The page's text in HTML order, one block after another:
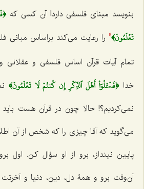
بنویسد مبنای فلسفی دارد! آن کسی که
تَعۡلَمُونَ﴾4
را رعایت‌ می‌کند براساس مبانی
تمام آیات قرآن اساس فلسفی و عقلانی
خدا‌﴿فَسۡ‍َٔلُوٓاْ أَهۡلَ ٱلذِّكۡرِ إِن كُنتُمۡ لَا تَعۡلَمُونَ﴾
نمی‌کردیم؟! حالا چون در قرآن هست
می‌گوید که آقا چیزی را که شخص از آن
پایین نینداز، برو از او سؤال کن. اول
آن‌وقت برو و همۀ دل، دین، دنیا و آخرتت